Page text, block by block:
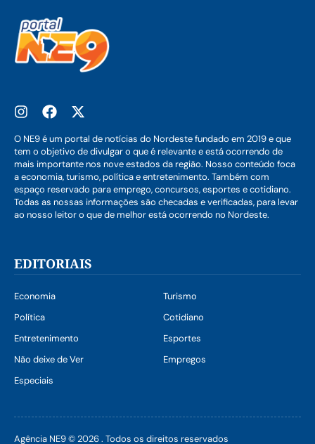
O NE9 é um portal de notícias do Nordeste fundado em 2019 e que
tem o objetivo de divulgar o que é relevante e está ocorrendo de
mais importante nos nove estados da região. Nosso conteúdo foca
a economia, turismo, política e entretenimento. Também com
espaço reservado para emprego, concursos, esportes e cotidiano.
Todas as nossas informações são checadas e verificadas, para levar
ao nosso leitor o que de melhor está ocorrendo no Nordeste.
EDITORIAIS
Economia
Turismo
Política
Cotidiano
Entretenimento
Esportes
Não deixe de Ver
Empregos
Especiais
Agência NE9 © 2026 . Todos os direitos reservados